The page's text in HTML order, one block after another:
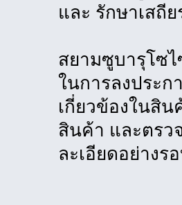
และ รักษาเสถี
สยามซูบารุโซไ
ในการลงประ
เกี่ยวข้องในสิ
สินค้า และตรว
ละเอียดอย่าง